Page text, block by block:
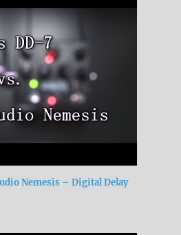
Nemesis – Digital Delay